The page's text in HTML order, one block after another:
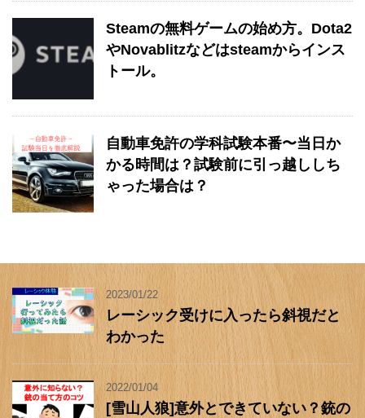
Steamの無料ゲームの始め方。Dota2
やNovablitzなどはsteamからインス
トール。
自動車免許の学科試験本番〜当日か
かる時間は？試験前に引っ越ししち
ゃった場合は？
2023/01/22
レーシック受けに入ったら斜視だと
わかった
2022/01/04
[雪山人狼]意外とできていない？銃の